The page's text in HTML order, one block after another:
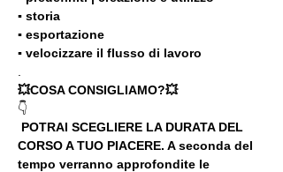
▪️ storia
▪️ esportazione
▪️ velocizzare il flusso di lavoro
💥COSA CONSIGLIAMO?💥
👇
POTRAI SCEGLIERE LA DURATA DEL
CORSO A TUO PIACERE. A seconda del
tempo verranno approfondite le